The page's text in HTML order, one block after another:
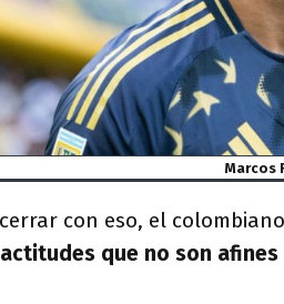
Marcos
con eso, el
que no son